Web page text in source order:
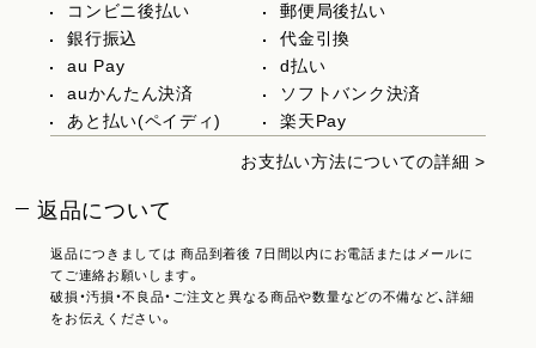
コンビニ後払い
郵便局後払い
銀行振込
代金引換
au Pay
d払い
auかんたん決済
ソフトバンク決済
あと払い(ペイディ)
楽天Pay
お支払い方法についての詳細 >
返品について
返品につきましては 商品到着後 7日間以内にお電話またはメールに
てご連絡お願いします。
破損・汚損・不良品・ご注文と異なる商品や数量などの不備など、詳細
をお伝えください。